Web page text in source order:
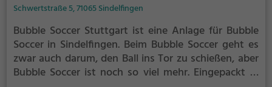
Schwertstraße 5, 71065 Sindelfingen
Bubble Soccer Stuttgart ist eine Anlage für Bubble
Soccer in Sindelfingen. Beim Bubble Soccer geht es
zwar auch darum, den Ball ins Tor zu schießen, aber
Bubble Soccer ist noch so viel mehr. Eingepackt in